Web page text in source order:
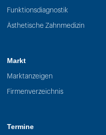
Funktionsdiagnostik
Ästhetische Zahnmedizin
Markt
Marktanzeigen
Firmenverzeichnis
Termine